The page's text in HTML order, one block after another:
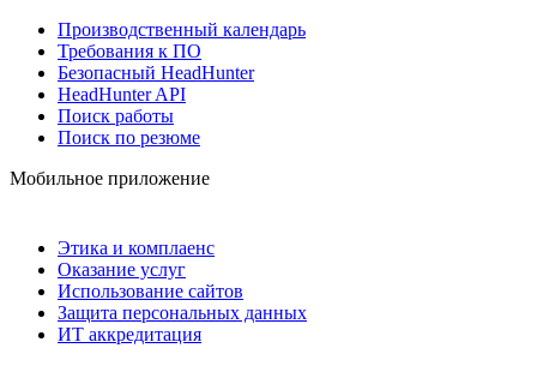
Производственный календарь
Требования к ПО
Безопасный HeadHunter
HeadHunter API
Поиск работы
Поиск по резюме
Мобильное приложение
Этика и комплаенс
Оказание услуг
Использование сайтов
Защита персональных данных
ИТ аккредитация